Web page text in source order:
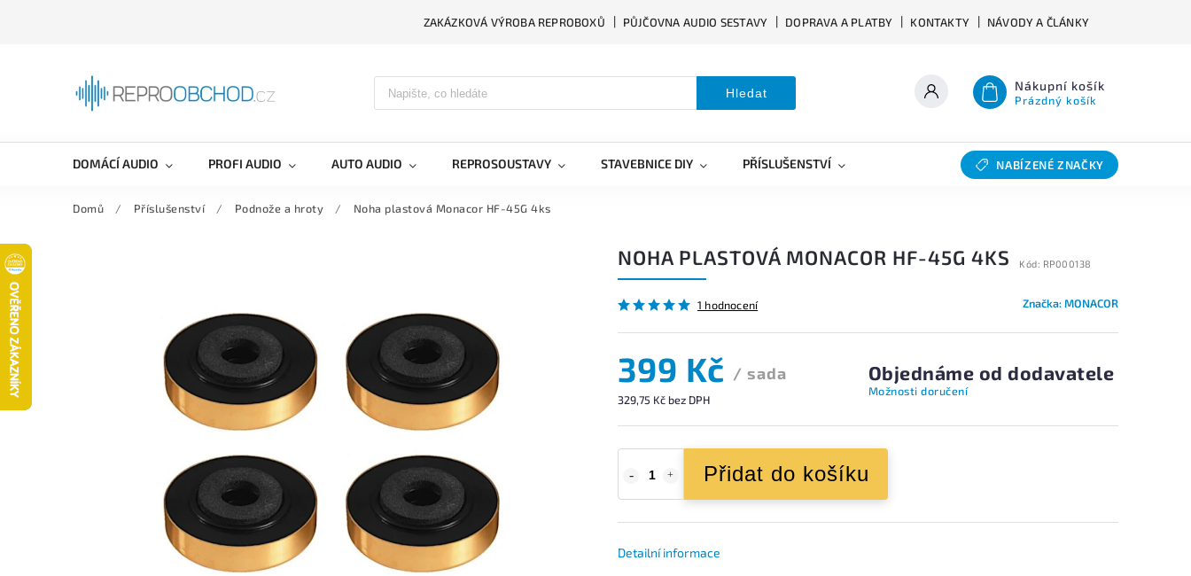
ZAKÁZKOVÁ VÝROBA REPROBOXŮ PŮJČOVNA AUDIO SESTAVY DOPRAVA A PLATBY KONTAKTY NÁVODY A ČLÁNKY
Hledat Nákupní košík
Prázdný košík
DOMÁCÍ AUDIO PROFI AUDIO AUTO AUDIO REPROSOUSTAVY STAVEBNICE DIY PŘÍSLUŠENSTVÍ SLEVY BAZAR
NABÍZENÉ ZNAČKY
Domů / Příslušenství / Podnože a hroty / Noha plastová Monacor HF-45G 4ks
NOHA PLASTOVÁ MONACOR HF-45G 4KS Kód: RP000138
1 hodnocení Značka:MONACOR
399 Kč / sada
329,75 Kč bez DPH
Objednáme od dodavatele
Možnosti doručení
Přidat do košíku
Detailní informace